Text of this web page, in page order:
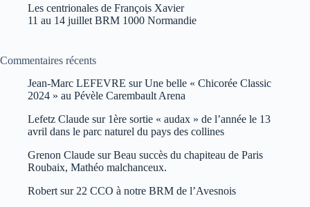
Les centrionales de François Xavier
11 au 14 juillet BRM 1000 Normandie
Commentaires récents
Jean-Marc LEFEVRE surUne belle « Chicorée Classic
2024 » au Pévèle Carembault Arena
Lefetz Claude sur 1ère sortie « audax » de l’année le 13
avril dans le parc naturel du pays des collines
Grenon Claude surBeau succès du chapiteau de Paris
Roubaix, Mathéo malchanceux.
Robert sur 22 CCO à notre BRM de l’Avesnois